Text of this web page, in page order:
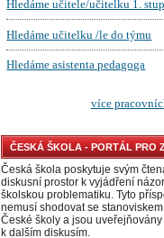
ČESKÁ ŠKOLA - PORTÁL PRO
Česká škola poskytuje svým
diskusní prostor k vyjádření
školskou problematiku. Tyto
nemusí shodovat se
České školy a jsou
k dalším diskusím.